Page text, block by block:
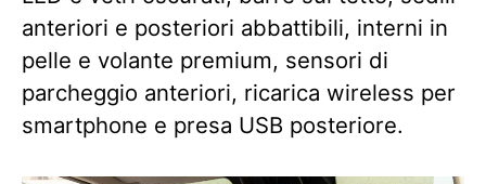
anteriori e posteriori abbattibili, interni in
pelle e volante premium, sensori di
parcheggio anteriori, ricarica wireless per
smartphone e presa USB posteriore.